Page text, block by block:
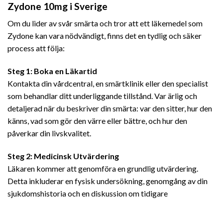
Zydone 10mg i Sverige
Om du lider av svår smärta och tror att ett läkemedel som
Zydone kan vara nödvändigt, finns det en tydlig och säker
process att följa:
Steg 1: Boka en Läkartid
Kontakta din vårdcentral, en smärtklinik eller den specialist
som behandlar ditt underliggande tillstånd. Var ärlig och
detaljerad när du beskriver din smärta: var den sitter, hur den
känns, vad som gör den värre eller bättre, och hur den
påverkar din livskvalitet.
Steg 2: Medicinsk Utvärdering
Läkaren kommer att genomföra en grundlig utvärdering.
Detta inkluderar en fysisk undersökning, genomgång av din
sjukdomshistoria och en diskussion om tidigare